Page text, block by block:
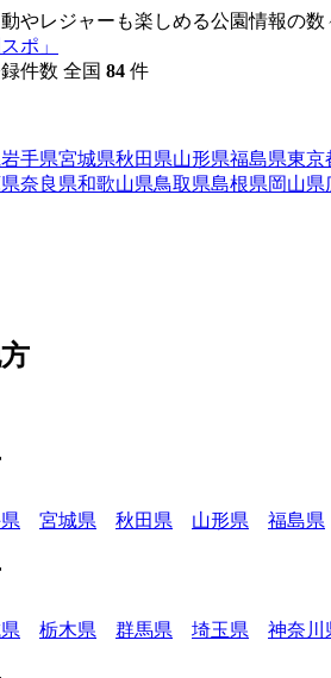
動やレジャーも楽しめる公園情報の
全国 84 件
岩手県宮城県秋田県山形県福島県東京
奈良県和歌山県鳥取県島根県岡山県
宮城県 秋田県 山形県 福島県
栃木県 群馬県 埼玉県 神奈川